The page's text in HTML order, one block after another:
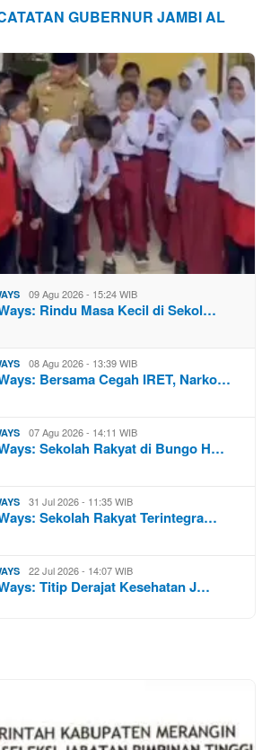
GUBERNUR JAMBI AL
09 Agu 2026 - 15:24 WIB
Rindu Masa Kecil di Sekol…
08 Agu 2026 - 13:39 WIB
Bersama Cegah IRET, Narko…
07 Agu 2026 - 14:11 WIB
Sekolah Rakyat di Bungo H…
31 Jul 2026 - 11:35 WIB
Sekolah Rakyat Terintegra…
22 Jul 2026 - 14:07 WIB
Titip Derajat Kesehatan J…